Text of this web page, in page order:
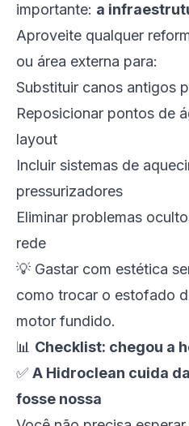
importante: a
Aproveite qualquer
ou área externa para:
Substituir canos antigos
Reposicionar pontos de
layout
Incluir sistemas de
pressurizadores
Eliminar problemas
rede
💡 Gastar com estética
como trocar o estofado
motor fundido.
📊 Checklist: chegou a
✅ A Hidroclean cuida
fosse nossa